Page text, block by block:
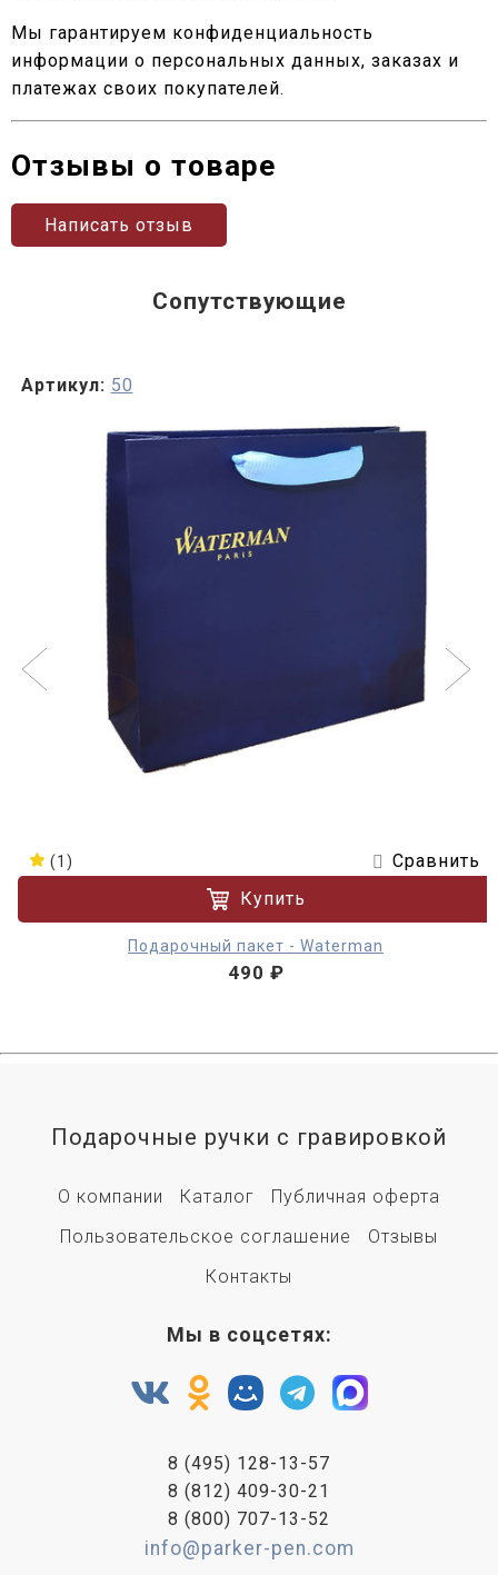
Мы гарантируем конфиденциальность
информации о персональных данных, заказах и
платежах своих покупателей.
Отзывы о товаре
Написать отзыв
Сопутствующие
Артикул: 50
(1)
Сравнить
Купить
Подарочный пакет - Waterman
490 ₽
Подарочные ручки с гравировкой
О компании Каталог
Публичная оферта
Пользовательское соглашение
Отзывы
Контакты
Мы в соцсетях:
8 (495) 128-13-57
8 (812) 409-30-21
8 (800) 707-13-52
info@parker-pen.com